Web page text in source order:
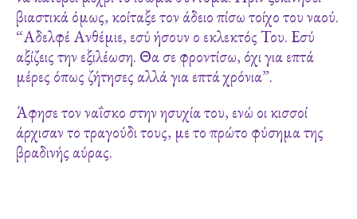
βιαστικά όμως, κοίταξε τον άδειο πίσω τοίχο του ναού.
“Αδελφέ Ανθέμιε, εσύ ήσουν ο εκλεκτός Του. Εσύ
αξίζεις την εξιλέωση. Θα σε φροντίσω, όχι για επτά
μέρες όπως ζήτησες αλλά για επτά χρόνια”.
Άφησε τον ναΐσκο στην ησυχία του, ενώ οι κισσοί
άρχισαν το τραγούδι τους, με το πρώτο φύσημα της
βραδινής αύρας.